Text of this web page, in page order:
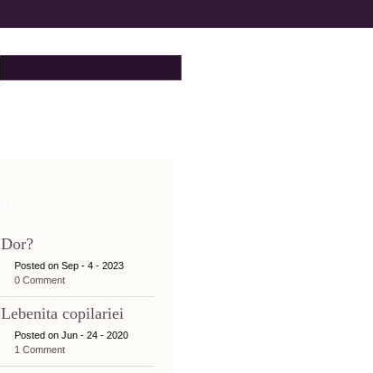
Dor?
Posted on Sep - 4 - 2023
0 Comment
Lebenita copilariei
Posted on Jun - 24 - 2020
1 Comment